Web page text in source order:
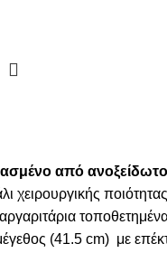
από
χειρουργικής ποιότητας
(41.5 cm) με